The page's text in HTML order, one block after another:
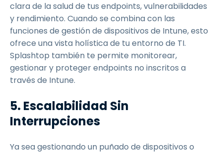
clara de la salud de tus endpoints, vulnerabilidades
y rendimiento. Cuando se combina con las
funciones de gestión de dispositivos de Intune, esto
ofrece una vista holística de tu entorno de TI.
Splashtop también te permite monitorear,
gestionar y proteger endpoints no inscritos a
través de Intune.
5. Escalabilidad Sin
Interrupciones
Ya sea gestionando un puñado de dispositivos o